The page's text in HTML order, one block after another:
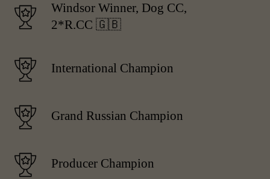
Windsor Winner, Dog CC,
2*R.CC 🇬🇧
International Champion
Grand Russian Champion
Producer Champion